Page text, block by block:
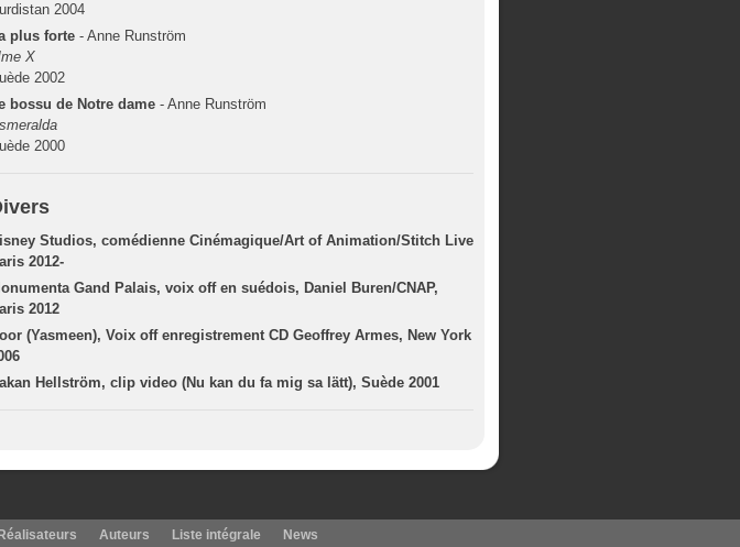
2004
plus forte - Anne Runström
X
2002
bossu de Notre dame - Anne Runström
2000
Studios, comédienne Cinémagique/Art of Animation/Stitch Live
2012-
Gand Palais, voix off en suédois, Daniel Buren/CNAP,
2012
(Yasmeen), Voix off enregistrement CD Geoffrey Armes, New York
Hellström, clip video (Nu kan du fa mig sa lätt), Suède 2001
Réalisateurs Auteurs Liste intégrale News